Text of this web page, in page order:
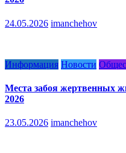
24.05.2026 imanchehov
Информация Новости
Места забоя жертвенных
2026
23.05.2026 imanchehov